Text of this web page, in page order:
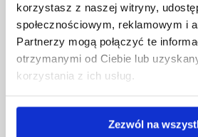
korzystasz z naszej witryny,
społecznościowym, reklamowym i
Partnerzy mogą połączyć te
otrzymanymi od Ciebie lub
korzystania z ich usług.
Zezwól na
Zamówienia publiczne
Fundusze strukturalne
Projekty współfinansowane przez UE
Projekty realizowane z KPO
Wynajem sal
Deklaracja dostępności cyfrowej